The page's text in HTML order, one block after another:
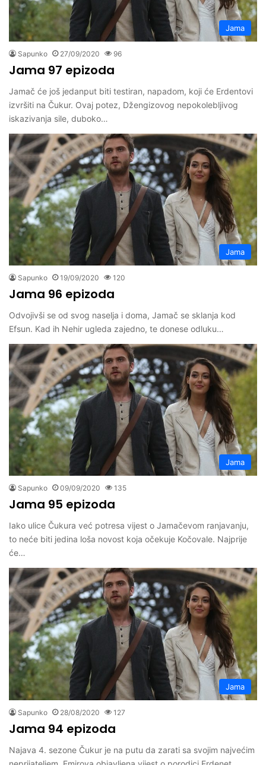
Jama
Sapunko 27/09/2020 96
Jama 97 epizoda
Jamač će još jedanput biti testiran, napadom, koji će Erdentovi
izvršiti na Čukur. Ovaj potez, Džengizovog nepokolebljivog
iskazivanja sile, duboko…
Jama
Sapunko 19/09/2020 120
Jama 96 epizoda
Odvojivši se od svog naselja i doma, Jamač se sklanja kod
Efsun. Kad ih Nehir ugleda zajedno, te donese odluku…
Jama
Sapunko 09/09/2020 135
Jama 95 epizoda
Iako ulice Čukura već potresa vijest o Jamačevom ranjavanju,
to neće biti jedina loša novost koja očekuje Kočovale. Najprije
će…
Jama
Sapunko 28/08/2020 127
Jama 94 epizoda
Najava 4. sezone Čukur je na putu da zarati sa svojim najvećim